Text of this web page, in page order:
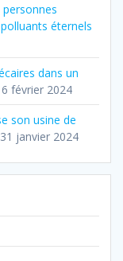
éternels
dans un
6 février 2024
son usine de
31 janvier 2024